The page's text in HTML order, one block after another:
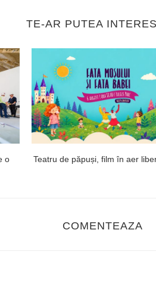
TE-AR PUTEA
o
Teatru de păpuși, film în aer liber
COMENTEAZA